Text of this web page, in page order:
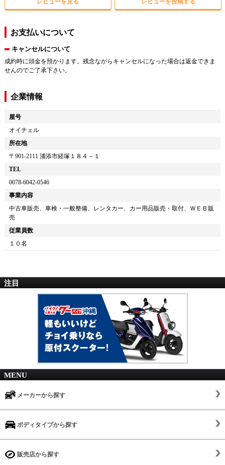
お支払いについて
キャンセルについて
成約時に頭金を預かります。残念ながらキャンセルになった場合は返金できま
せんのでご了承下さい。
企業情報
屋号
オイチェル
所在地
〒 901-2111 浦添市経塚１８４－１
TEL
0078-6042-0546
事業内容
中古車販売、車検・一般整備、レンタカー、カー用品販売・取付、ＷＥＢ販
売
従業員数
１０名
注目
MENU
メーカーから探す
ボディタイプから探す
販売店から探す